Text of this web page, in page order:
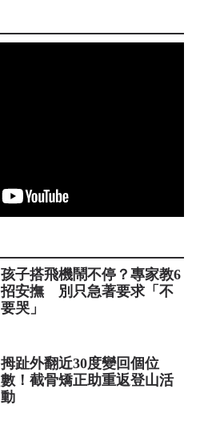
孩子搭飛機鬧不停？專家教6
招安撫 別只急著要求「不
要哭」
拇趾外翻近30度變回個位
數！截骨矯正助重返登山活
動